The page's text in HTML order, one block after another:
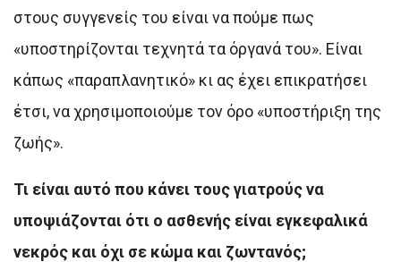
στους συγγενείς του είναι να πούμε πως
«υποστηρίζονται τεχνητά τα όργανά του». Είναι
κάπως «παραπλανητικό» κι ας έχει επικρατήσει
έτσι, να χρησιμοποιούμε τον όρο «υποστήριξη της
ζωής».
Τι είναι αυτό που κάνει τους γιατρούς να
υποψιάζονται ότι ο ασθενής είναι εγκεφαλικά
νεκρός και όχι σε κώμα και ζωντανός;